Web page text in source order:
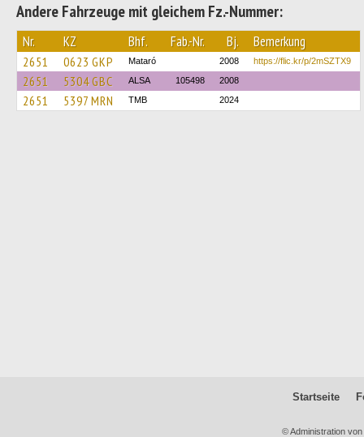
Andere Fahrzeuge mit gleichem Fz.-Nummer:
Nr. KZ Bhf. Fab.-Nr. Bj. Bemerkung
2651 0623 GKP Mataró 2008 https://flic.kr/p/2mSZTX9
2651 5304 GBC ALSA 105498 2008
2651 5397 MRN TMB 2024
Startseite
© Administration